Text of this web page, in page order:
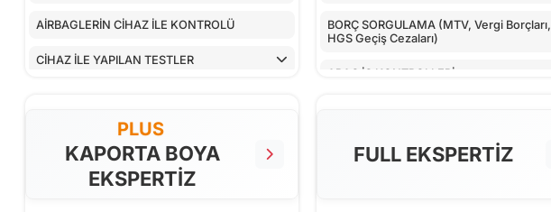
AİRBAGLERİN CİHAZ İLE KONTROLÜ
CİHAZ İLE YAPILAN TESTLER
BORÇ SORGULAMA (MTV, Vergi Borçları,
HGS Geçiş Cezaları)
ARAÇ İÇ KONTROLLERİ
TORPİDO KONTROLÜ
PLUS
KAPORTA BOYA
EKSPERTİZ
FULL EKSPERTİZ